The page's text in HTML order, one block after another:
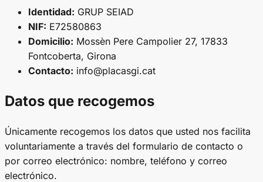
Identidad: GRUP SEIAD
NIF: E72580863
Domicilio: Mossèn Pere Campolier 27, 17833
Fontcoberta, Girona
Contacto: info@placasgi.cat
Datos que recogemos
Únicamente recogemos los datos que usted nos facilita
voluntariamente a través del formulario de contacto o
por correo electrónico: nombre, teléfono y correo
electrónico.